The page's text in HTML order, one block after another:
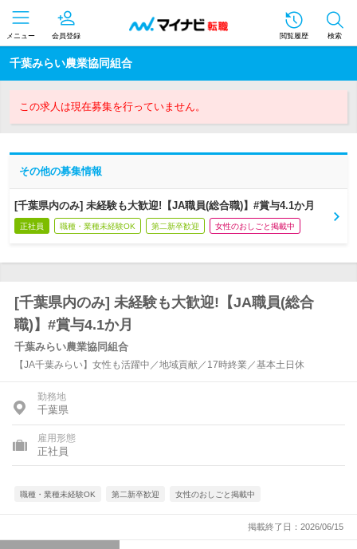
メニュー 会員登録 閲覧履歴 検索
千葉みらい農業協同組合
この求人は現在募集を行っていません。
その他の募集情報
[千葉県内のみ] 未経験も大歓迎!【JA職員(総合職)】#賞与4.1か月
正社員 職種・業種未経験OK 第二新卒歓迎 女性のおしごと掲載中
[千葉県内のみ] 未経験も大歓迎!【JA職員(総合
職)】#賞与4.1か月
千葉みらい農業協同組合
【JA千葉みらい】女性も活躍中／地域貢献／17時終業／基本土日休
勤務地
千葉県
雇用形態
正社員
職種・業種未経験OK 第二新卒歓迎 女性のおしごと掲載中
掲載終了日：2026/06/15